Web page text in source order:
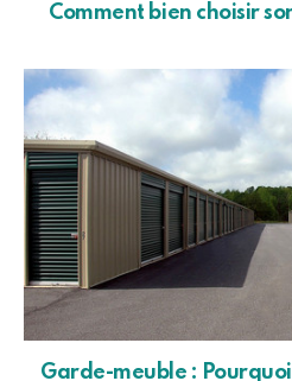
Comment bien choisir
Garde-meuble :